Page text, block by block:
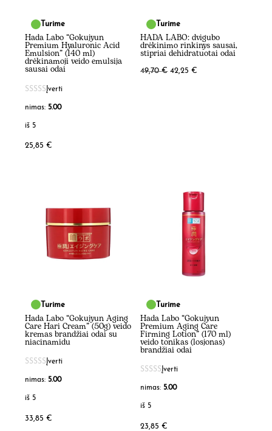
Turime
Hada Labo “Gokujyun
Premium Hyaluronic Acid
Emulsion” (140 ml)
drėkinamoji veido emulsija
sausai odai
Įverti
nimas: 5.00
iš 5
25,85€
Turime
HADA LABO: dvigubo
drėkinimo rinkinys sausai,
stipriai dehidratuotai odai
49,70€ Original
42,25€
Turime
Hada Labo “Gokujyun Aging
Care Hari Cream” (50g) veido
kremas brandžiai odai su
niacinamidu
Įverti
nimas: 5.00
iš 5
33,85€
Turime
Hada Labo “Gokujyun
Premium Aging Care
Firming Lotion” (170 ml)
veido tonikas (losjonas)
brandžiai odai
Įverti
nimas: 5.00
iš 5
23,85€